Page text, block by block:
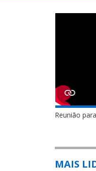
Reunião
MAIS